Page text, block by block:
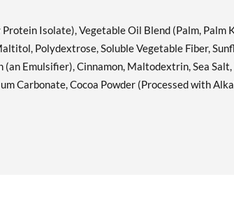
Precio de venta: ¥3193
Guardar 63%
Isolate), Vegetable Oil Blend (Palm, Palm
Polydextrose, Soluble Vegetable Fiber,
Emulsifier), Cinnamon, Maltodextrin, Sea
Carbonate, Cocoa Powder (Processed with